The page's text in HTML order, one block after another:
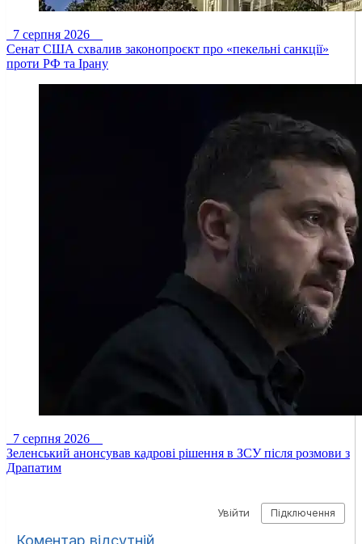
7 серпня 2026
Сенат США схвалив законопроєкт про «пекельні санкції»
проти РФ та Ірану
7 серпня 2026
Зеленський анонсував кадрові рішення в ЗСУ після розмови з
Драпатим